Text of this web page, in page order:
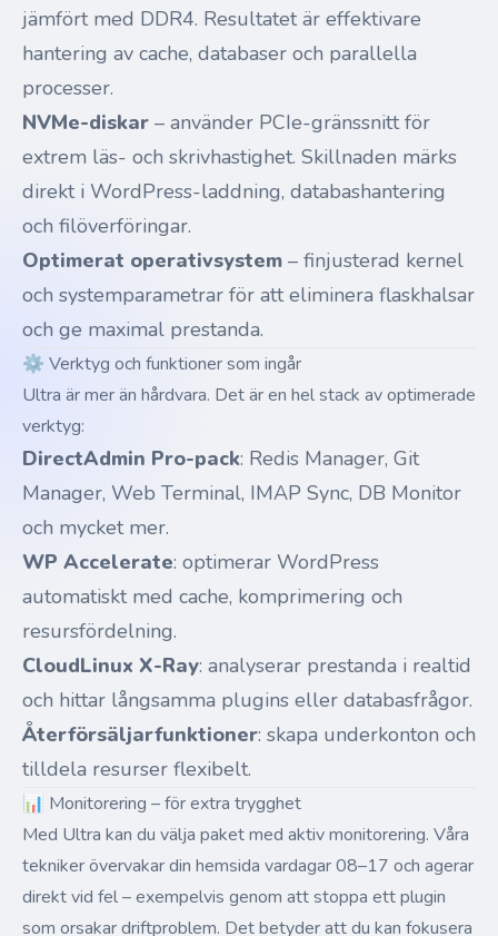
jämfört med DDR4. Resultatet är effektivare
hantering av cache, databaser och parallella
processer.
NVMe-diskar – använder PCIe-gränssnitt för
extrem läs- och skrivhastighet. Skillnaden märks
direkt i WordPress-laddning, databashantering
och filöverföringar.
Optimerat operativsystem – finjusterad kernel
och systemparametrar för att eliminera flaskhalsar
och ge maximal prestanda.
⚙️ Verktyg och funktioner som ingår
Ultra är mer än hårdvara. Det är en hel stack av optimerade
verktyg:
DirectAdmin Pro-pack: Redis Manager, Git
Manager, Web Terminal, IMAP Sync, DB Monitor
och mycket mer.
WP Accelerate: optimerar WordPress
automatiskt med cache, komprimering och
resursfördelning.
CloudLinux X-Ray: analyserar prestanda i realtid
och hittar långsamma plugins eller databasfrågor.
Återförsäljarfunktioner: skapa underkonton och
tilldela resurser flexibelt.
📊 Monitorering – för extra trygghet
Med Ultra kan du välja paket med aktiv monitorering. Våra
tekniker övervakar din hemsida vardagar 08–17 och agerar
direkt vid fel – exempelvis genom att stoppa ett plugin
som orsakar driftproblem. Det betyder att du kan fokusera